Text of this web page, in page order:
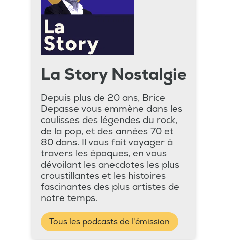
La Story Nostalgie
Depuis plus de 20 ans, Brice
Depasse vous emmène dans les
coulisses des légendes du rock,
de la pop, et des années 70 et
80 dans. Il vous fait voyager à
travers les époques, en vous
dévoilant les anecdotes les plus
croustillantes et les histoires
fascinantes des plus artistes de
notre temps.
Tous les podcasts de l'émission